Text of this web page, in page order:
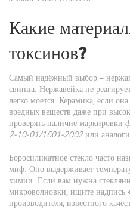
Какие
токсинов?
Самый надёжный выбор –
свинца. Нержавейка не
легко моется. Керамика, если
вредных веществ даже при
проверять наличие маркировки
2‑10‑01/1601‑2002или
Боросиликатное стекло часто
миф. Оно выдерживает
химии. Если вам нужна
микроволновки, ищите надпись
производителя, известного